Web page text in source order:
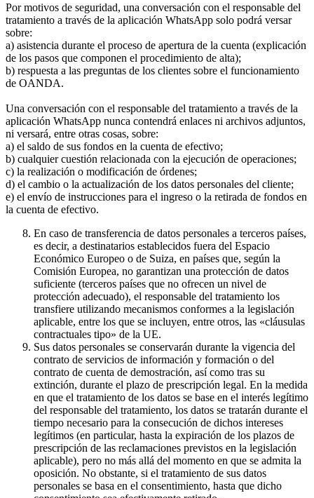
Por motivos de seguridad, una conversación con el responsable del
tratamiento a través de la aplicación WhatsApp solo podrá versar
sobre:
a) asistencia durante el proceso de apertura de la cuenta (explicación
de los pasos que componen el procedimiento de alta);
b) respuesta a las preguntas de los clientes sobre el funcionamiento
de OANDA.
Una conversación con el responsable del tratamiento a través de la
aplicación WhatsApp nunca contendrá enlaces ni archivos adjuntos,
ni versará, entre otras cosas, sobre:
a) el saldo de sus fondos en la cuenta de efectivo;
b) cualquier cuestión relacionada con la ejecución de operaciones;
c) la realización o modificación de órdenes;
d) el cambio o la actualización de los datos personales del cliente;
e) el envío de instrucciones para el ingreso o la retirada de fondos en
la cuenta de efectivo.
En caso de transferencia de datos personales a terceros países,
es decir, a destinatarios establecidos fuera del Espacio
Económico Europeo o de Suiza, en países que, según la
Comisión Europea, no garantizan una protección de datos
suficiente (terceros países que no ofrecen un nivel de
protección adecuado), el responsable del tratamiento los
transfiere utilizando mecanismos conformes a la legislación
aplicable, entre los que se incluyen, entre otros, las «cláusulas
contractuales tipo» de la UE.
Sus datos personales se conservarán durante la vigencia del
contrato de servicios de información y formación o del
contrato de cuenta de demostración, así como tras su
extinción, durante el plazo de prescripción legal. En la medida
en que el tratamiento de los datos se base en el interés legítimo
del responsable del tratamiento, los datos se tratarán durante el
tiempo necesario para la consecución de dichos intereses
legítimos (en particular, hasta la expiración de los plazos de
prescripción de las reclamaciones previstos en la legislación
aplicable), pero no más allá del momento en que se admita la
oposición. No obstante, si el tratamiento de sus datos
personales se basa en el consentimiento, hasta que dicho